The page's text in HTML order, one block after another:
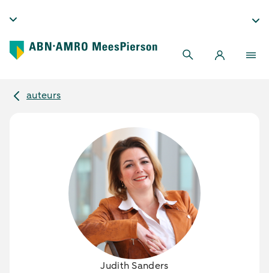
auteurs
Judith Sanders